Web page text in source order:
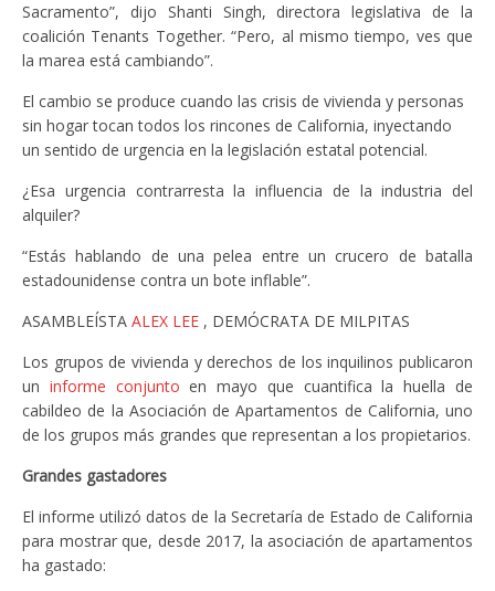
Sacramento”, dijo Shanti Singh, directora legislativa de la
coalición Tenants Together. “Pero, al mismo tiempo, ves que
la marea está cambiando”.
El cambio se produce cuando las crisis de vivienda y personas
sin hogar tocan todos los rincones de California, inyectando
un sentido de urgencia en la legislación estatal potencial.
¿Esa urgencia contrarresta la influencia de la industria del
alquiler?
“Estás hablando de una pelea entre un crucero de batalla
estadounidense contra un bote inflable”.
ASAMBLEÍSTA ALEX LEE , DEMÓCRATA DE MILPITAS
Los grupos de vivienda y derechos de los inquilinos publicaron
un informe conjunto en mayo que cuantifica la huella de
cabildeo de la Asociación de Apartamentos de California, uno
de los grupos más grandes que representan a los propietarios.
Grandes gastadores
El informe utilizó datos de la Secretaría de Estado de California
para mostrar que, desde 2017, la asociación de apartamentos
ha gastado: